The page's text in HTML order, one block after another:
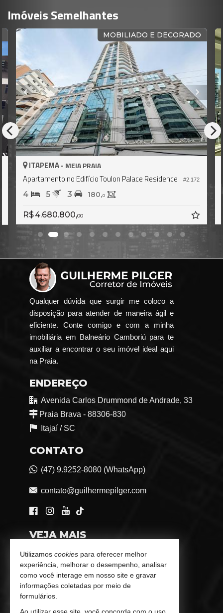
Imóveis Semelhantes
MOBILIADO E DECORADO
#2.172
ITAPEMA - MEIA PRAIA
Apartamento no Edifício Toulon Palace Residence
4 5 3 180,0
R$ 4.680.800,00
Qualquer dúvida que surgir me coloco a
disposição para atender de maneira ágil e
eficiente. Conte comigo e com a minha
imobiliária em Balneário Camboriú para te
auxiliar a encontrar o seu imóvel ideal aqui
na Praia.
ENDEREÇO
Avenida Carlos Drummond de Andrade, 33
Praia Brava - 88306-830
Itajaí / SC
CONTATO
(47) 9.9252-8080 (WhatsApp)
contato@guilhermepilger.com
VEJA MAIS
Consultoria Imobiliária Personalizada
trabalhe conosco
Indicadores Financeiros
Utilizamos cookies para oferecer melhor
experiência, melhorar o desempenho, analisar
como você interage em nosso site e gravar
informações coletadas por meio de
formulários.